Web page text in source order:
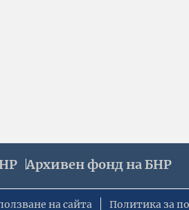
Архивен фонд на БНР
на сайта Политика за